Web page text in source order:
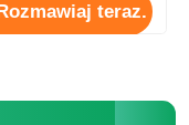
Rozmawiaj teraz.